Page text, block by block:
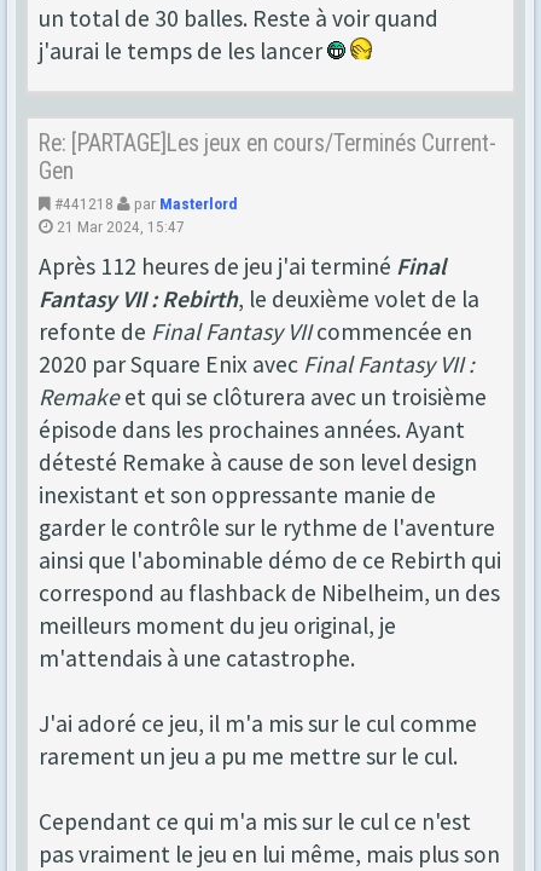
un total de 30 balles. Reste à voir quand
j'aurai le temps de les lancer
Re: [PARTAGE]Les jeux en cours/Terminés Current-
Gen
#441218 par Masterlord
21 Mar 2024, 15:47
Après 112 heures de jeu j'ai terminé Final
Fantasy VII : Rebirth, le deuxième volet de la
refonte de Final Fantasy VIIcommencée en
2020 par Square Enix avec Final Fantasy VII :
Remakeet qui se clôturera avec un troisième
épisode dans les prochaines années. Ayant
détesté Remake à cause de son level design
inexistant et son oppressante manie de
garder le contrôle sur le rythme de l'aventure
ainsi que l'abominable démo de ce Rebirth qui
correspond au flashback de Nibelheim, un des
meilleurs moment du jeu original, je
m'attendais à une catastrophe.
J'ai adoré ce jeu, il m'a mis sur le cul comme
rarement un jeu a pu me mettre sur le cul.
Cependant ce qui m'a mis sur le cul ce n'est
pas vraiment le jeu en lui même, mais plus son